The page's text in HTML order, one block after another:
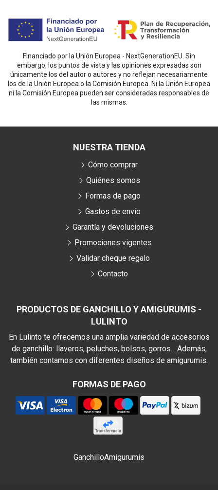
Financiado por la Unión Europea - NextGenerationEU. Sin
embargo, los puntos de vista y las opiniones expresadas son
únicamente los del autor o autores y no reflejan necesariamente
los de la Unión Europea o la Comisión Europea. Ni la Unión Europea
ni la Comisión Europea pueden ser consideradas responsables de
las mismas.
PRODUCTOS DE GANCHILLO Y AMIGURUMIS -
LULINTO
En Lulinto te ofrecemos una amplia variedad de accesorios
de ganchillo: llaveros, peluches, bolsos, gorros... Además,
también contamos con diferentes diseños de amigurumis.
FORMAS DE PAGO
NUESTRA TIENDA
Cómo comprar
Quiénes somos
Formas de pago
Gastos de envío
Garantía y devoluciones
Promociones vigentes
Validar cheque regalo
Contacto
GanchilloAmigurumis